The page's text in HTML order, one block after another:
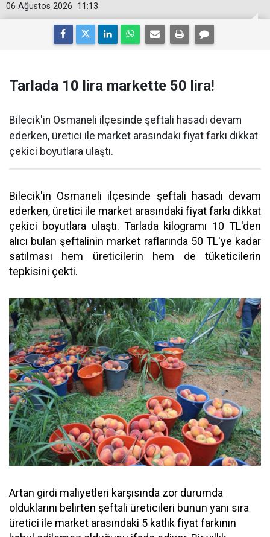
11:13
06 Ağustos 2026
Tarlada 10 lira markette 50 lira!
Bilecik'in Osmaneli ilçesinde şeftali hasadı devam
ederken, üretici ile market arasındaki fiyat farkı dikkat
çekici boyutlara ulaştı.
Bilecik'in Osmaneli ilçesinde şeftali hasadı devam
ederken, üretici ile market arasındaki fiyat farkı dikkat
çekici boyutlara ulaştı. Tarlada kilogramı 10 TL'den
alıcı bulan şeftalinin market raflarında 50 TL'ye kadar
satılması hem üreticilerin hem de tüketicilerin
tepkisini çekti.
Artan girdi maliyetleri karşısında zor durumda
olduklarını belirten şeftali üreticileri bunun yanı sıra
üretici ile market arasındaki 5 katlık fiyat farkının